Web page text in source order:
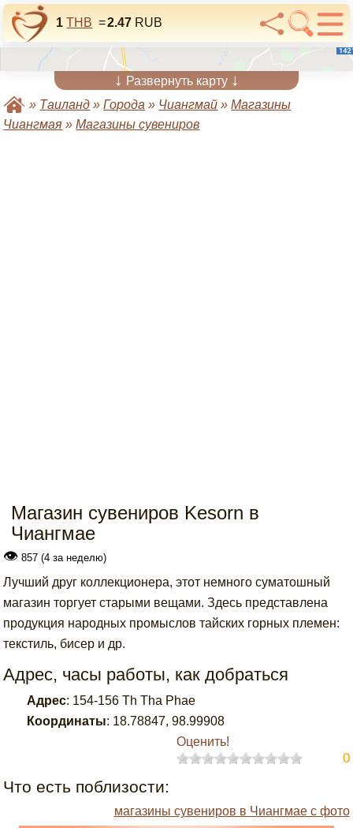
1 THB =2.47 RUB
↓ Развернуть карту ↓
» Таиланд »Города » Чиангмай »Магазины
Чиангмая »Магазины сувениров
Магазин сувениров Kesorn в
Чиангмае
👁 857 (4 за неделю)
Лучший друг коллекционера, этот немного суматошный
магазин торгует старыми вещами. Здесь представлена
продукция народных промыслов тайских горных племен:
текстиль, бисер и др.
Адрес, часы работы, как добраться
Адрес: 154-156 Th Tha Phae
Координаты: 18.78847,98.99908
Оценить!
0
Что есть поблизости:
магазины сувениров в Чиангмае с фото